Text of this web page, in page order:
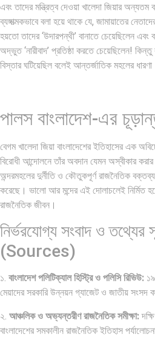
এবং তাদের মন্ত্রিত্ব দেওয়া খালেদা জিয়ার
ব্যঙ্গাত্মকভাবে বলা হয়ে থাকে যে, জামায়াতের
হয়তো তাদের ‘উদারপন্থী’ বানাতে চেয়েছিলেন এবং
অদ্ভুত ‘নারীবাদ’ প্রতিষ্ঠা করতে চেয়েছিলেন!
বিস্তার ঘটিয়েছিল বলেই আন্তর্জাতিক মহলের
পালস বাংলাদেশ-এর
বেগম খালেদা জিয়া বাংলাদেশের ইতিহাসের এক
বিরোধী আন্দোলনে তাঁর অবদান যেমন অস্বীকার
অন্দরমহলের দুর্নীতি ও কৌতুকপূর্ণ রাজনৈতিক বক্তব্য
করেছে। ভালো আর মন্দের এই দোলাচলেই নির্মিত
রাজনৈতিক জীবন।
নির্ভরযোগ্য সংবাদ ও
(Sources)
১. বাংলাদেশ পলিটিক্যাল হিস্ট্রি ও পলিসি রিভিউ:
মেয়াদের সরকারি উন্নয়ন গ্যাজেট ও জাতীয় সংসদ
২. আঞ্চলিক ও অভ্যন্তরীণ রাজনৈতিক সমীক্ষা:
বাংলাদেশের সমকালীন রাজনৈতিক ইতিহাস